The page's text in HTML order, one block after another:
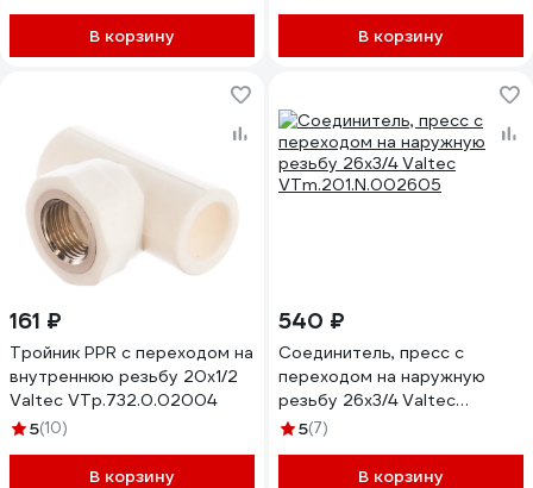
В корзину В корзину
161 ₽
Тройник PPR с переходом на
внутреннюю резьбу 20х1/2
Valtec VTp.732.0.02004
5(10)
В корзину
540 ₽
Соединитель, пресс с
переходом на наружную
резьбу 26х3/4 Valtec
VTm.201.N.002605
5(7)
В корзину